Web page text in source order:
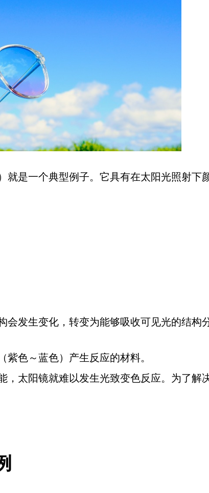
就是一个典型例子。它具有在太阳光照射下
发生变化，转变为能够吸收可见光的结构分
色～蓝色）产生反应的材料。
太阳镜就难以发生光致变色反应。为了解